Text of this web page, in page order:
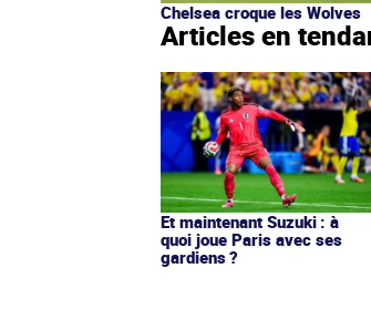
Chelsea croque les Wolves
Articles en
Et maintenant Suzuki : à
quoi joue Paris avec ses
gardiens ?